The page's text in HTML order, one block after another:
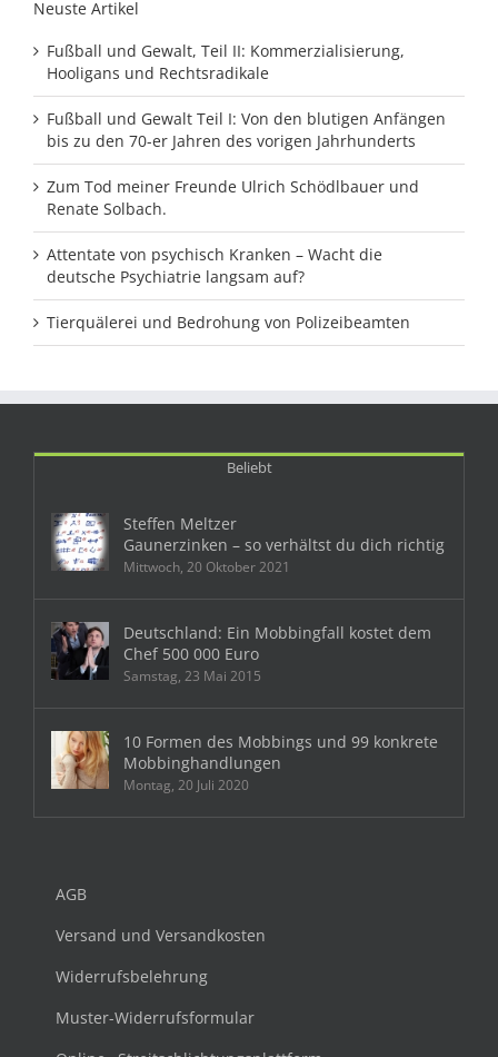
Neuste Artikel
Fußball und Gewalt, Teil II: Kommerzialisierung,
Hooligans und Rechtsradikale
Fußball und Gewalt Teil I: Von den blutigen Anfängen
bis zu den 70-er Jahren des vorigen Jahrhunderts
Zum Tod meiner Freunde Ulrich Schödlbauer und
Renate Solbach.
Attentate von psychisch Kranken – Wacht die
deutsche Psychiatrie langsam auf?
Tierquälerei und Bedrohung von Polizeibeamten
Beliebt
Steffen Meltzer
Gaunerzinken – so verhältst du dich richtig
Mittwoch, 20 Oktober 2021
Deutschland: Ein Mobbingfall kostet dem
Chef 500 000 Euro
Samstag, 23 Mai 2015
10 Formen des Mobbings und 99 konkrete
Mobbinghandlungen
Montag, 20 Juli 2020
AGB
Versand und Versandkosten
Widerrufsbelehrung
Muster-Widerrufsformular